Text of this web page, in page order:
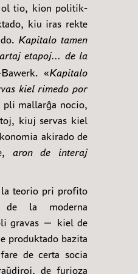
ol tio, kion politik-
kiu iras rekte
Kapitalo tamen
etapoj... de la
«Kapitalo
kiel rimedo por
mallarĝa nocio,
kiuj servas kiel
akirado de
aron de interaj
teorio pri profito
de la moderna
gravas — kiel de
produktado bazita
de certa socia
de furioza